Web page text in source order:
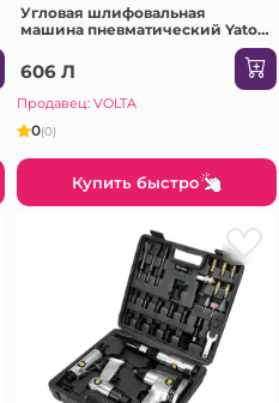
Угловая шлифовальная
машина пневматический Yato
09676 0.63 МПа 20000 об/мин
606 Л
Продавец: VOLTA
0(0)
Купить быстро